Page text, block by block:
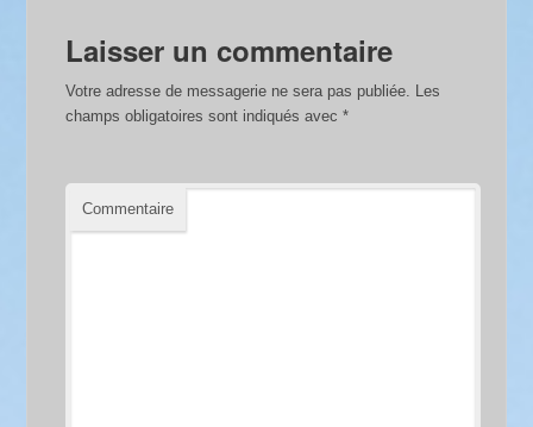
Laisser un commentaire
Votre adresse de messagerie ne sera pas publiée. Les
champs obligatoires sont indiqués avec*
Commentaire